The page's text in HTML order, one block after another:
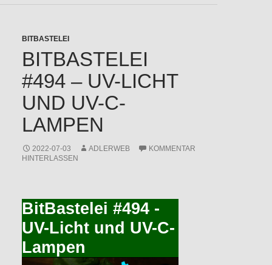
BITBASTELEI
BITBASTELEI
#494 – UV-LICHT
UND UV-C-
LAMPEN
2022-07-03 ADLERWEB
KOMMENTAR
HINTERLASSEN
BitBastelei #494 -
UV-Licht und UV-C-
Lampen